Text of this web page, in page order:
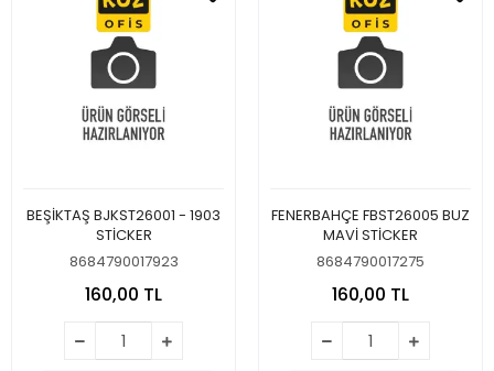
BEŞİKTAŞ BJKST26001 - 1903
STİCKER
8684790017923
160,00 TL
FENERBAHÇE FBST26005 BUZ
MAVİ STİCKER
8684790017275
160,00 TL